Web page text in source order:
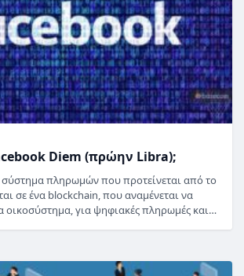
Diem (πρώην Libra);
σύστημα πληρωμών που προτείνεται από το
σε ένα blockchain, που αναμένεται να
οικοσύστημα, για ψηφιακές πληρωμές και…